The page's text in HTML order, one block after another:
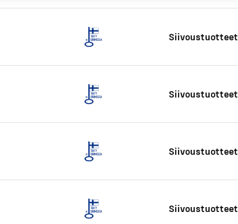
Siivoustuotteet
Siivoustuotteet
Siivoustuotteet
Siivoustuotteet